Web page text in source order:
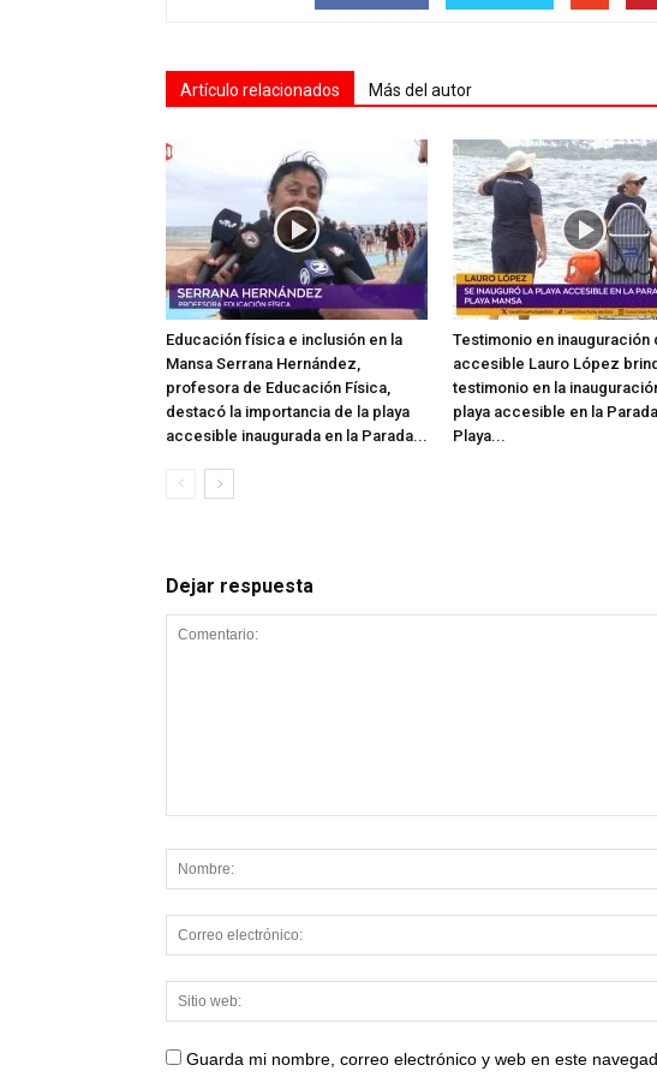
Artículo relacionados Más del autor
Educación física e inclusión en la
Mansa Serrana Hernández,
profesora de Educación Física,
destacó la importancia de la playa
accesible inaugurada en la Parada...
Testimonio en inauguración
accesible Lauro López
testimonio en la
playa accesible en la
Playa...
Dejar respuesta
Guarda mi nombre, correo electrónico y web en este